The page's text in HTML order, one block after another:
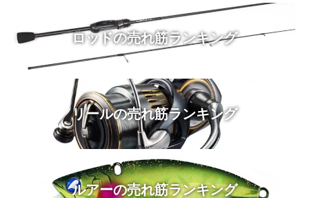
ロッドの売れ筋ランキング
リールの売れ筋ランキング
ルアーの売れ筋ランキング